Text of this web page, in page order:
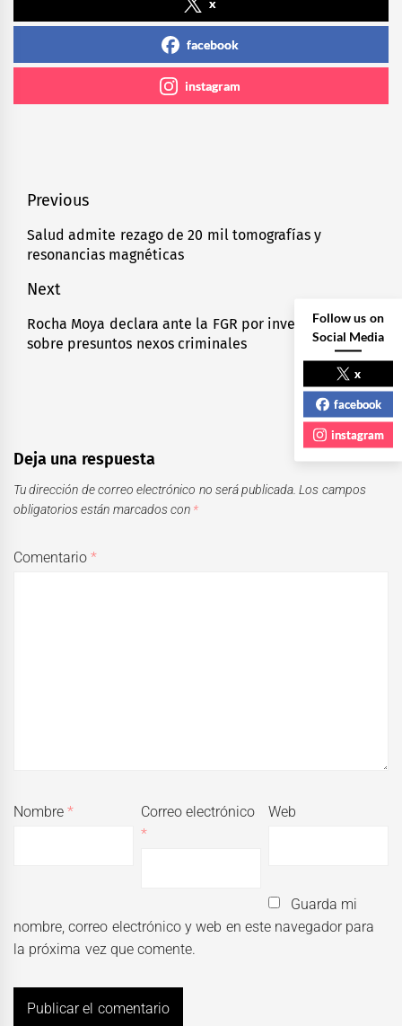
facebook
instagram
Navegación
de
entradas
Previous
Previous
post:
Salud admite rezago de 20 mil tomografías y
resonancias magnéticas
Next
Next
post:
Rocha Moya declara ante la FGR por investigación
sobre presuntos nexos criminales
Deja una respuesta
Tu dirección de correo electrónico no será publicada. Los campos
obligatorios están marcados con *
Comentario*
Nombre*
Correo electrónico
*
Web
Guarda mi
nombre, correo electrónico y web en este navegador para
la próxima vez que comente.
Follow us on
Social Media
x
facebook
instagram